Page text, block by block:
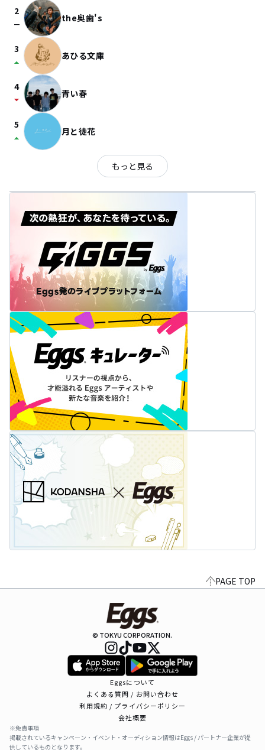
2
check_indeterminate_small the奥歯's
3
arrow_drop_up あひる文庫
4
arrow_drop_down 青い春
5
arrow_drop_up 月と徒花
もっと見る
PAGE TOP
© TOKYU CORPORATION.
Eggsについて
よくある質問 / お問い合わせ
利用規約 / プライバシーポリシー
会社概要
※免責事項
掲載されているキャンペーン・イベント・オーディション情報はEggs / パートナー企業が提
供しているものとなります。